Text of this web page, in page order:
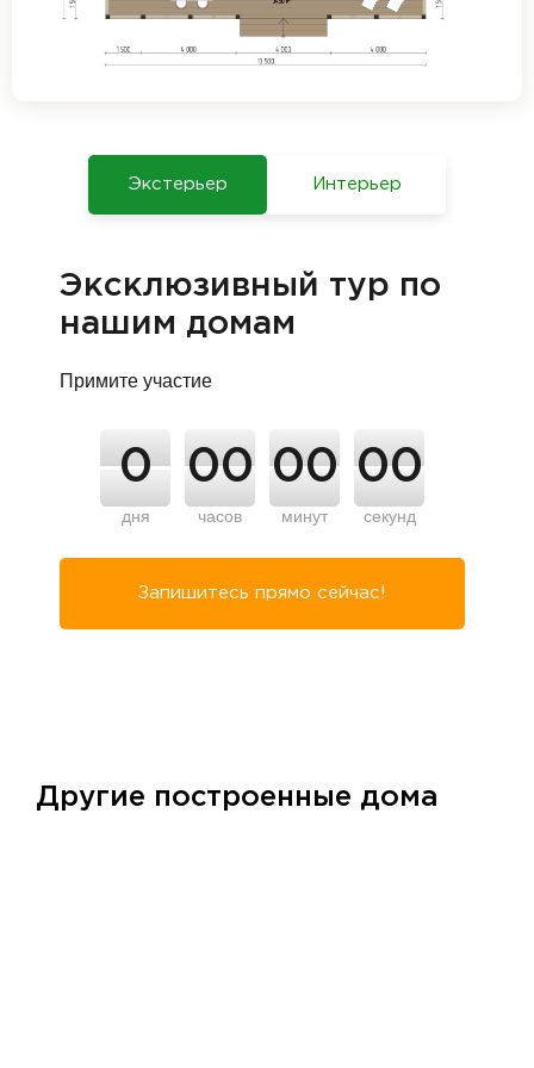
Экстерьер Интерьер
Эксклюзивный тур по
нашим домам
Примите участие
0
дня
00
часов
00
минут
00
секунд
Запишитесь прямо сейчас!
Другие построенные дома